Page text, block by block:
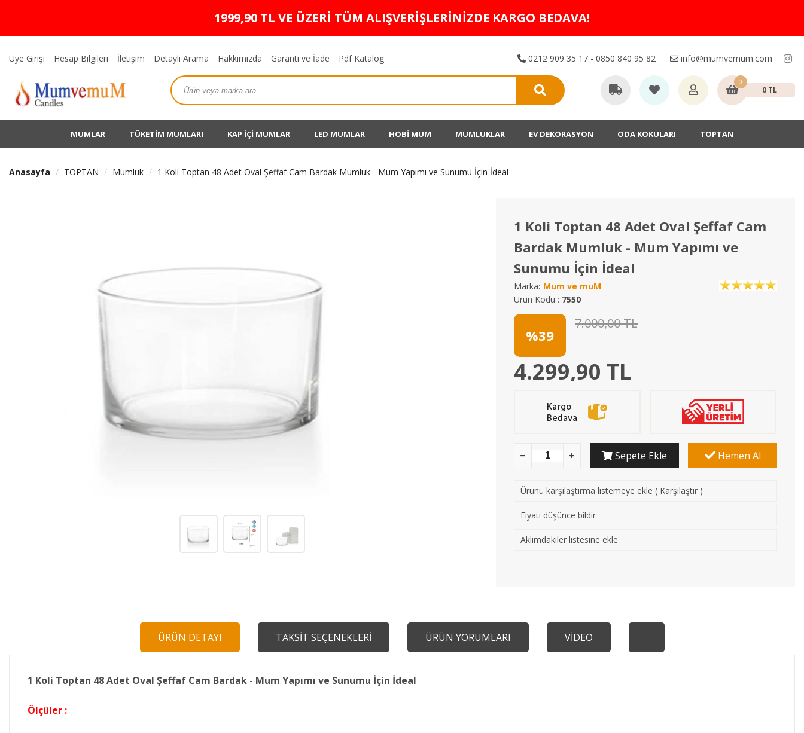
1999,90 TL VE ÜZERİ TÜM ALIŞVERİŞLERİNİZDE KARGO BEDAVA!
Üye Girişi Hesap Bilgileri İletişim Detaylı Arama Hakkımızda Garanti ve İade Pdf Katalog 0212 909 35 17 - 0850 840 95 82 info@mumvemum.com
0
0 TL
MUMLAR TÜKETİM MUMLARI KAP İÇİ MUMLAR LED MUMLAR HOBİ MUM MUMLUKLAR EV DEKORASYON ODA KOKULARI TOPTAN
Anasayfa TOPTAN Mumluk 1 Koli Toptan 48 Adet Oval Şeffaf Cam Bardak Mumluk - Mum Yapımı ve Sunumu İçin İdeal
1 Koli Toptan 48 Adet Oval Şeffaf Cam
Bardak Mumluk - Mum Yapımı ve
Sunumu İçin İdeal
Marka: Mum ve muM
Ürün Kodu : 7550
%39
7.000,00 TL
4.299,90 TL
Sepete Ekle Hemen Al
Ürünü karşılaştırma listemeye ekle ( Karşılaştır )
Fiyatı düşünce bildir
Aklımdakiler listesine ekle
ÜRÜN DETAYI TAKSİT SEÇENEKLERİ ÜRÜN YORUMLARI VİDEO
1 Koli Toptan 48 Adet Oval Şeffaf Cam Bardak - Mum Yapımı ve Sunumu İçin İdeal
Ölçüler :